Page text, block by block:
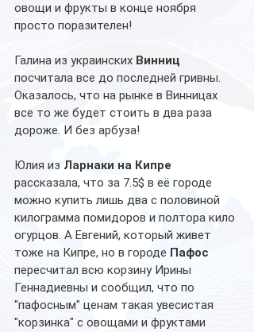
овощи и фрукты в конце ноября
просто поразителен!
Галина из украинских Винниц
посчитала все до последней гривны.
Оказалось, что на рынке в Винницах
все то же будет стоить в два раза
дороже. И без арбуза!
Юлия из Ларнаки на Кипре
рассказала, что за 7.5$ в её городе
можно купить лишь два с половиной
килограмма помидоров и полтора кило
огурцов. А Евгений, который живет
тоже на Кипре, но в городе Пафос
пересчитал всю корзину Ирины
Геннадиевны и сообщил, что по
"пафосным" ценам такая увесистая
"корзинка" с овощами и фруктами